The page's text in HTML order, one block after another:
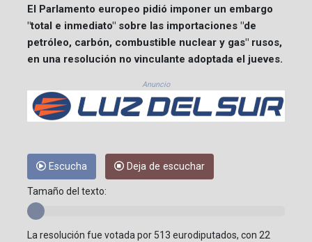
El Parlamento europeo pidió imponer un embargo
"total e inmediato" sobre las importaciones "de
petróleo, carbón, combustible nuclear y gas" rusos,
en una resolución no vinculante adoptada el jueves.
Anuncio
Escucha Deja de escuchar
Tamaño del texto:
La resolución fue votada por 513 eurodiputados, con 22